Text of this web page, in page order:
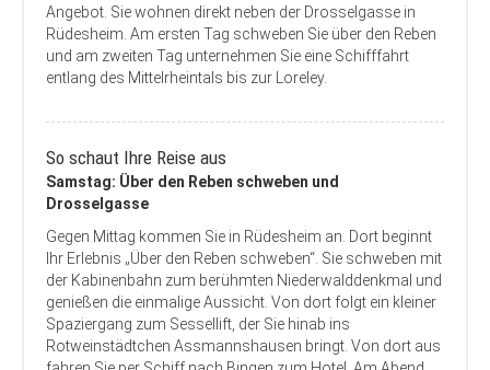
Angebot. Sie wohnen direkt neben der Drosselgasse in
Rüdesheim. Am ersten Tag schweben Sie über den Reben
und am zweiten Tag unternehmen Sie eine Schifffahrt
entlang des Mittelrheintals bis zur Loreley.
So schaut Ihre Reise aus
Samstag: Über den Reben schweben und
Drosselgasse
Gegen Mittag kommen Sie in Rüdesheim an. Dort beginnt
Ihr Erlebnis „Über den Reben schweben“. Sie schweben mit
der Kabinenbahn zum berühmten Niederwalddenkmal und
genießen die einmalige Aussicht. Von dort folgt ein kleiner
Spaziergang zum Sessellift, der Sie hinab ins
Rotweinstädtchen Assmannshausen bringt. Von dort aus